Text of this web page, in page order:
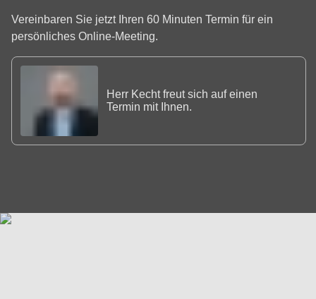
Vereinbaren Sie jetzt Ihren 60 Minuten Termin für ein
persönliches Online-Meeting.
Herr Kecht freut sich auf einen
Termin mit Ihnen.